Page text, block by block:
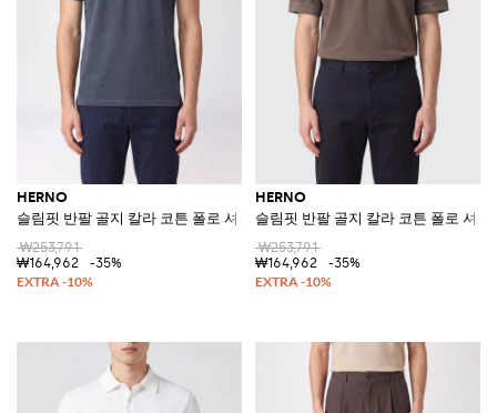
HERNO
슬림핏 반팔 골지 칼라 코튼 폴로 셔츠
₩253,791
₩164,962
-35%
HERNO
슬림핏 반팔 골지 칼라 코튼 폴로 셔츠
₩253,791
₩164,962
-35%